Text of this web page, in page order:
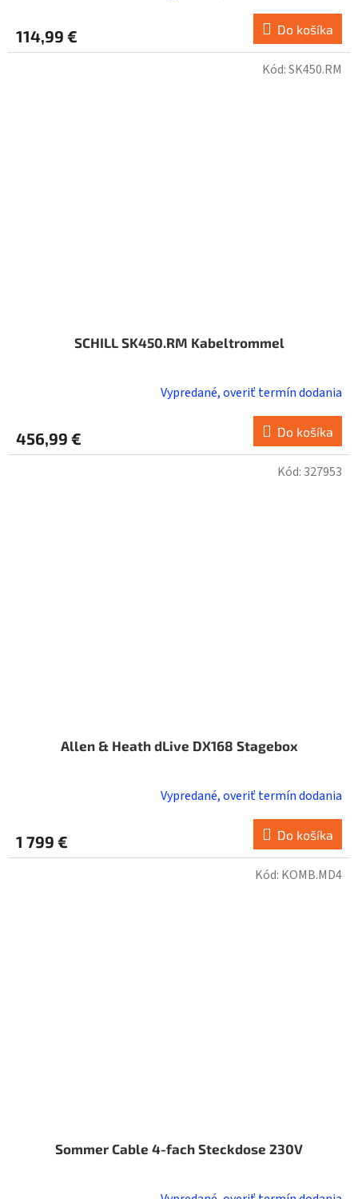
114,99 € Do košíka
SCHILL SK450.RM Kabeltrommel
Vypredané, overiť termín dodania
456,99 € Do košíka
Kód:SK450.RM
Allen & Heath dLive DX168 Stagebox
Vypredané, overiť termín dodania
1 799 € Do košíka
Kód: 327953
Sommer Cable 4-fach Steckdose 230V
Kód: KOMB.MD4